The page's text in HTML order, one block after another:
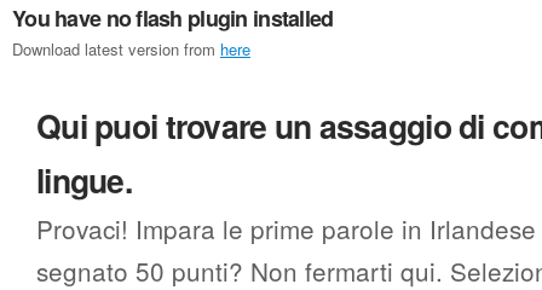
You have no flash plugin installed
Download latest version from here
Qui puoi trovare un assaggio di
lingue.
Provaci! Impara le prime parole in
segnato 50 punti? Non fermarti qui.